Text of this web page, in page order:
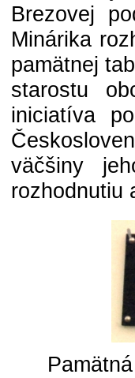
Brezovej
Minárika
pamätnej
starostu
iniciatíva
väčšiny
rozhodnutiu